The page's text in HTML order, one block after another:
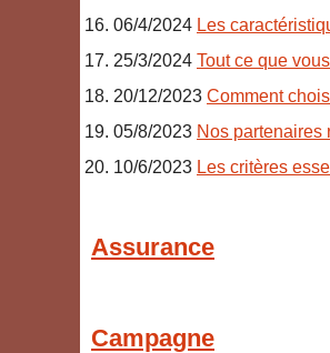
06/4/2024 Les
25/3/2024 Tout ce que
20/12/2023 Comment
05/8/2023 Nos partenaires
10/6/2023 Les critères
Assurance
Campagne